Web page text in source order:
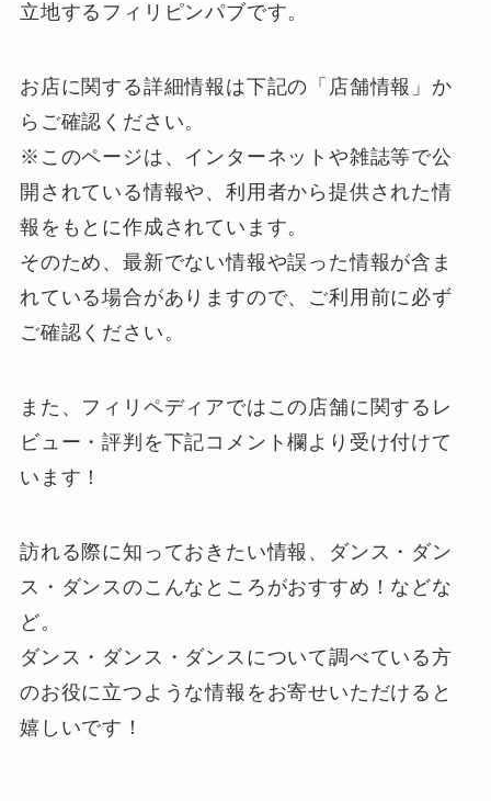
立地するフィリピンパブです。
お店に関する詳細情報は下記の「店舗情報」か
らご確認ください。
※このページは、インターネットや雑誌等で公
開されている情報や、利用者から提供された情
報をもとに作成されています。
そのため、最新でない情報や誤った情報が含ま
れている場合がありますので、ご利用前に必ず
ご確認ください。
また、フィリペディアではこの店舗に関するレ
ビュー・評判を下記コメント欄 より受け付けて
います！
訪れる際に知っておきたい情報、ダンス・ダン
ス・ダンスのこんなところがおすすめ！などな
ど。
ダンス・ダンス・ダンスについて調べている方
のお役に立つような情報をお寄せいただけると
嬉しいです！